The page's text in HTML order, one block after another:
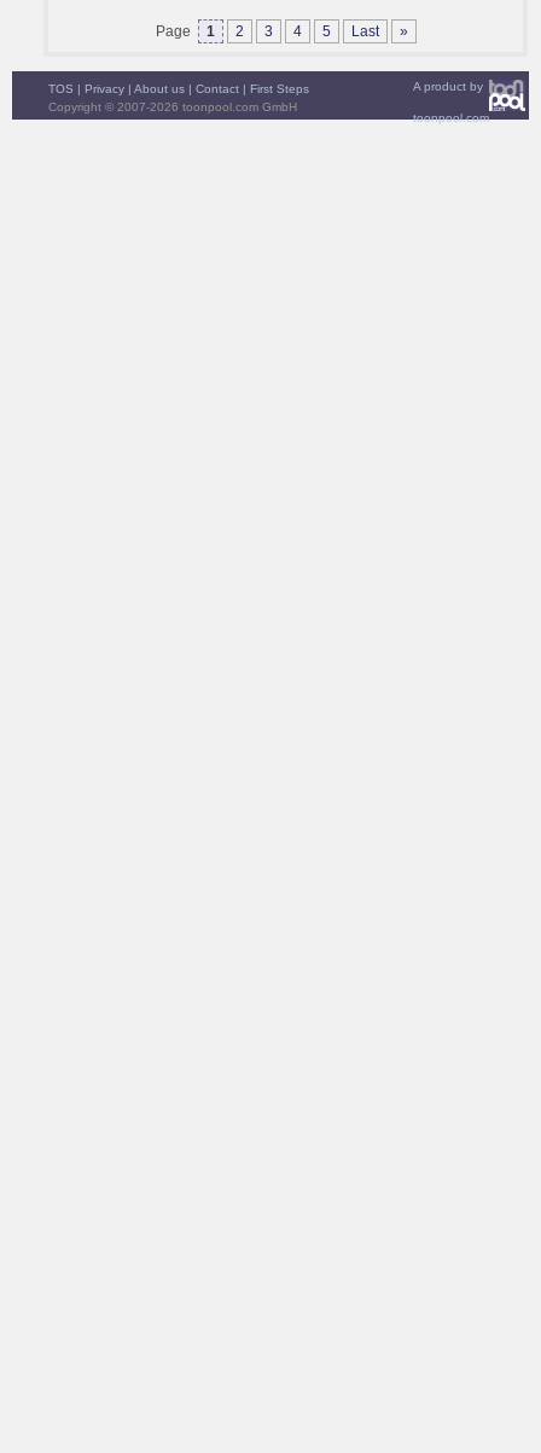
Page 1 2 3 4 5 Last »
A product by
toonpool.com
TOS | Privacy | About us | Contact | First Steps
Copyright © 2007-2026 toonpool.com GmbH